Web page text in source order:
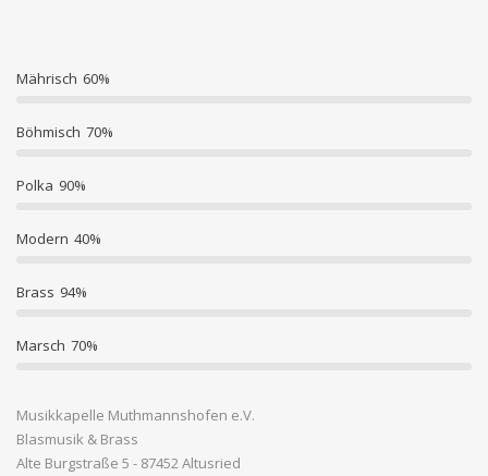
Mährisch 60%
Böhmisch 70%
Polka 90%
Modern 40%
Brass 94%
Marsch 70%
Musikkapelle Muthmannshofen e.V.
Blasmusik & Brass
Alte Burgstraße 5 - 87452 Altusried